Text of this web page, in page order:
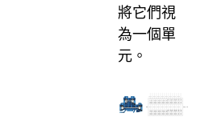
將它們視
為一個單
元。